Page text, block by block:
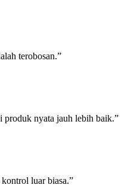
terobosan.”
produk nyata jauh lebih baik.”
luar biasa.”